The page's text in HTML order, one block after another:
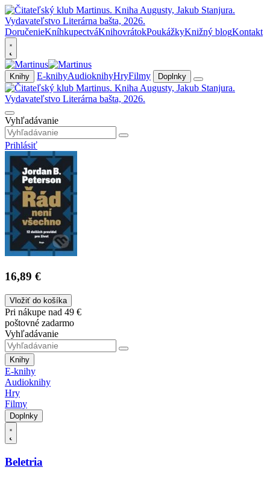
DoručenieKníhkupectváKnihovrátokPoukážkyKnižný blogKontakt
Knihy E-knihyAudioknihyHryFilmy Doplnky
Vyhľadávanie
Prihlásiť
16,89 €
Vložiť do košíka
Pri nákupe nad 49 €
poštovné zadarmo
Vyhľadávanie
Knihy
E-knihy
Audioknihy
Hry
Filmy
Doplnky
Beletria